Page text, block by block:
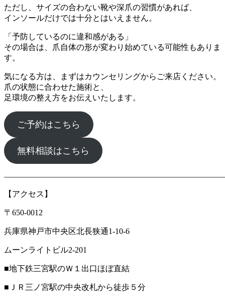
ただし、サイズの合わない靴や深爪の習慣があれば、
インソールだけでは十分とはいえません。
「予防しているのに違和感がある」
その場合は、爪自体の形が変わり始めている可能性もありま
す。
気になる方は、まずはカウンセリングからご来店ください。
爪の状態に合わせた施術と、
足環境の整え方をお伝えいたします。
ご予約はこちら
無料相談はこちら
【アクセス】
〒650-0012
兵庫県神戸市中央区北長狭通1-10-6
ムーンライトビル2-201
■地下鉄三宮駅のＷ１出口ほぼ直結
■ＪＲ三ノ宮駅の中央改札から徒歩５分